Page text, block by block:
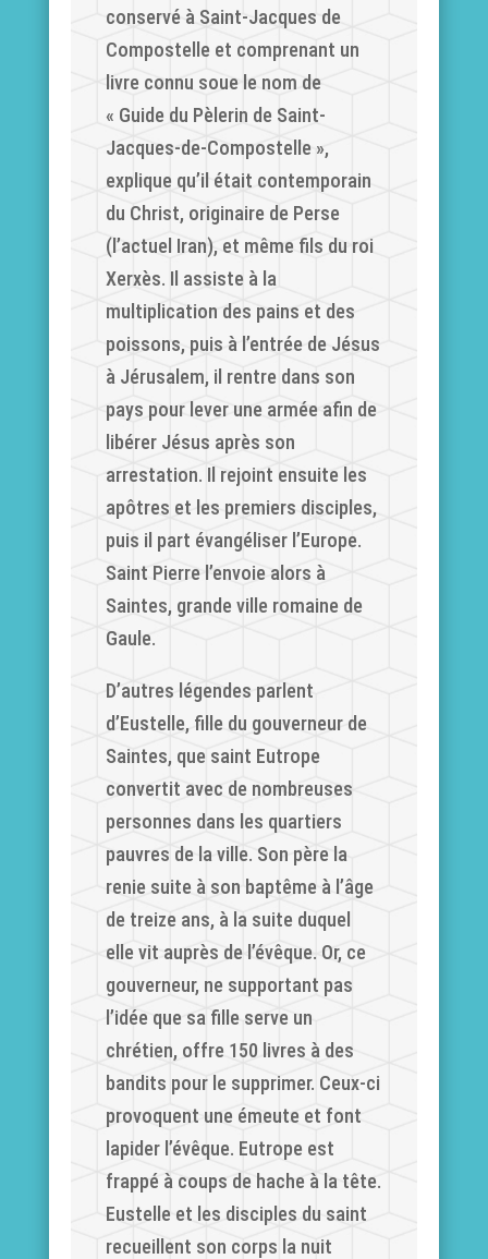
conservé à Saint-Jacques de
Compostelle et comprenant un
livre connu soue le nom de
« Guide du Pèlerin de Saint-
Jacques-de-Compostelle »,
explique qu’il était contemporain
du Christ, originaire de Perse
(l’actuel Iran), et même fils du roi
Xerxès. Il assiste à la
multiplication des pains et des
poissons, puis à l’entrée de Jésus
à Jérusalem, il rentre dans son
pays pour lever une armée afin de
libérer Jésus après son
arrestation. Il rejoint ensuite les
apôtres et les premiers disciples,
puis il part évangéliser l’Europe.
Saint Pierre l’envoie alors à
Saintes, grande ville romaine de
Gaule.
D’autres légendes parlent
d’Eustelle, fille du gouverneur de
Saintes, que saint Eutrope
convertit avec de nombreuses
personnes dans les quartiers
pauvres de la ville. Son père la
renie suite à son baptême à l’âge
de treize ans, à la suite duquel
elle vit auprès de l’évêque. Or, ce
gouverneur, ne supportant pas
l’idée que sa fille serve un
chrétien, offre 150 livres à des
bandits pour le supprimer. Ceux-ci
provoquent une émeute et font
lapider l’évêque. Eutrope est
frappé à coups de hache à la tête.
Eustelle et les disciples du saint
recueillent son corps la nuit